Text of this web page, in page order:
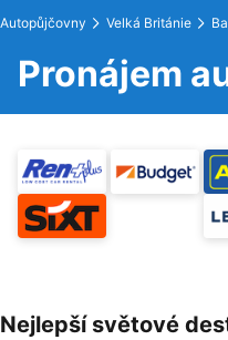
Autopůjčovny Velká Británie
Pronájem
Nejlepší světové